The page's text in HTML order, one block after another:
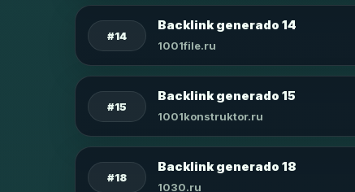
#14
Backlink generado 14
1001file.ru
#15
Backlink generado 15
1001konstruktor.ru
#18
Backlink generado 18
1030.ru